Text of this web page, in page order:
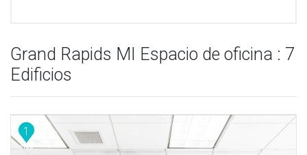
Grand Rapids MI Espacio de oficina : 7
Edificios
1